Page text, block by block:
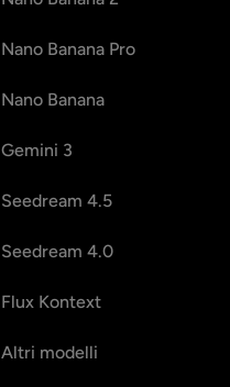
Nano Banana Pro
Nano Banana
Gemini 3
Seedream 4.5
Seedream 4.0
Flux Kontext
Altri modelli